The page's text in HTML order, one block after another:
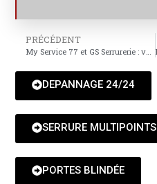
PRÉCÉDENT
DEPANNAGE 24/24
SERRURE MULTIPOINTS
PORTES BLINDÉE